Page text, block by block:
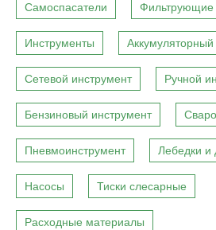
Самоспасатели Фильтрующие
Инструменты
Сетевой инструмент Ручной
Бензиновый инструмент
Пневмоинструмент Лебедки и
Насосы Тиски слесарные
Расходные материалы